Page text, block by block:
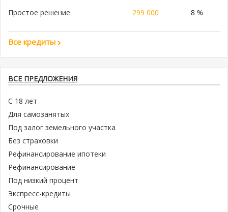
Простое решение
299 000 8 %
Все кредиты
ВСЕ ПРЕДЛОЖЕНИЯ
С 18 лет
Для самозанятых
Под залог земельного участка
Без страховки
Рефинансирование ипотеки
Рефинансирование
Под низкий процент
Экспресс-кредиты
Срочные